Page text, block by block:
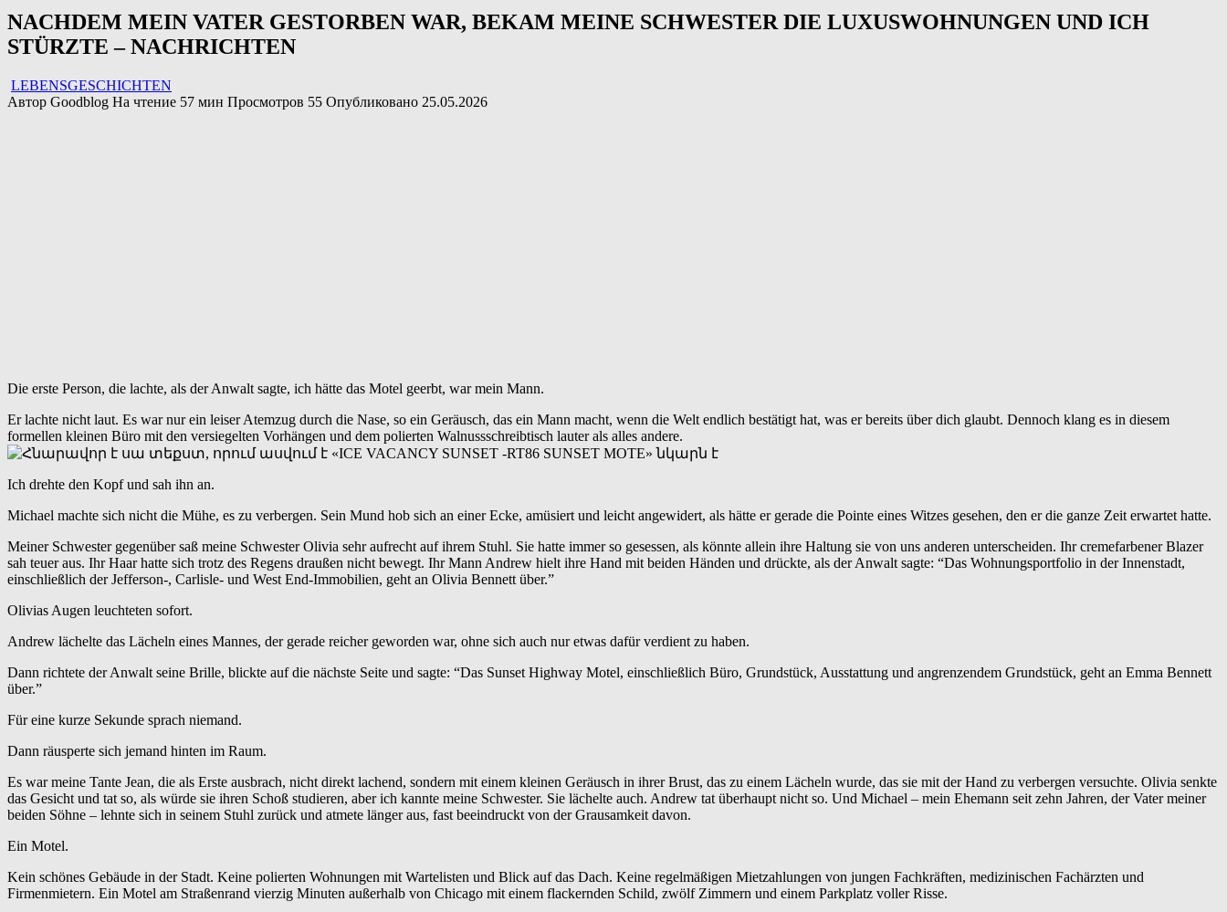
NACHDEM MEIN VATER GESTORBEN WAR, BEKAM MEINE SCHWESTER DIE LUXUSWOHNUNGEN UND ICH
STÜRZTE – NACHRICHTEN
LEBENSGESCHICHTEN
Автор Goodblog На чтение 57 мин Просмотров 55 Опубликовано 25.05.2026
Die erste Person, die lachte, als der Anwalt sagte, ich hätte das Motel geerbt, war mein Mann.
Er lachte nicht laut. Es war nur ein leiser Atemzug durch die Nase, so ein Geräusch, das ein Mann macht, wenn die Welt endlich bestätigt hat, was er bereits über dich glaubt. Dennoch klang es in diesem
formellen kleinen Büro mit den versiegelten Vorhängen und dem polierten Walnussschreibtisch lauter als alles andere.
Ich drehte den Kopf und sah ihn an.
Michael machte sich nicht die Mühe, es zu verbergen. Sein Mund hob sich an einer Ecke, amüsiert und leicht angewidert, als hätte er gerade die Pointe eines Witzes gesehen, den er die ganze Zeit erwartet hatte.
Meiner Schwester gegenüber saß meine Schwester Olivia sehr aufrecht auf ihrem Stuhl. Sie hatte immer so gesessen, als könnte allein ihre Haltung sie von uns anderen unterscheiden. Ihr cremefarbener Blazer
sah teuer aus. Ihr Haar hatte sich trotz des Regens draußen nicht bewegt. Ihr Mann Andrew hielt ihre Hand mit beiden Händen und drückte, als der Anwalt sagte: “Das Wohnungsportfolio in der Innenstadt,
einschließlich der Jefferson-, Carlisle- und West End-Immobilien, geht an Olivia Bennett über.”
Olivias Augen leuchteten sofort.
Andrew lächelte das Lächeln eines Mannes, der gerade reicher geworden war, ohne sich auch nur etwas dafür verdient zu haben.
Dann richtete der Anwalt seine Brille, blickte auf die nächste Seite und sagte: “Das Sunset Highway Motel, einschließlich Büro, Grundstück, Ausstattung und angrenzendem Grundstück, geht an Emma Bennett
über.”
Für eine kurze Sekunde sprach niemand.
Dann räusperte sich jemand hinten im Raum.
Es war meine Tante Jean, die als Erste ausbrach, nicht direkt lachend, sondern mit einem kleinen Geräusch in ihrer Brust, das zu einem Lächeln wurde, das sie mit der Hand zu verbergen versuchte. Olivia senkte
das Gesicht und tat so, als würde sie ihren Schoß studieren, aber ich kannte meine Schwester. Sie lächelte auch. Andrew tat überhaupt nicht so. Und Michael – mein Ehemann seit zehn Jahren, der Vater meiner
beiden Söhne – lehnte sich in seinem Stuhl zurück und atmete länger aus, fast beeindruckt von der Grausamkeit davon.
Ein Motel.
Kein schönes Gebäude in der Stadt. Keine polierten Wohnungen mit Wartelisten und Blick auf das Dach. Keine regelmäßigen Mietzahlungen von jungen Fachkräften, medizinischen Fachärzten und
Firmenmietern. Ein Motel am Straßenrand vierzig Minuten außerhalb von Chicago mit einem flackernden Schild, zwölf Zimmern und einem Parkplatz voller Risse.